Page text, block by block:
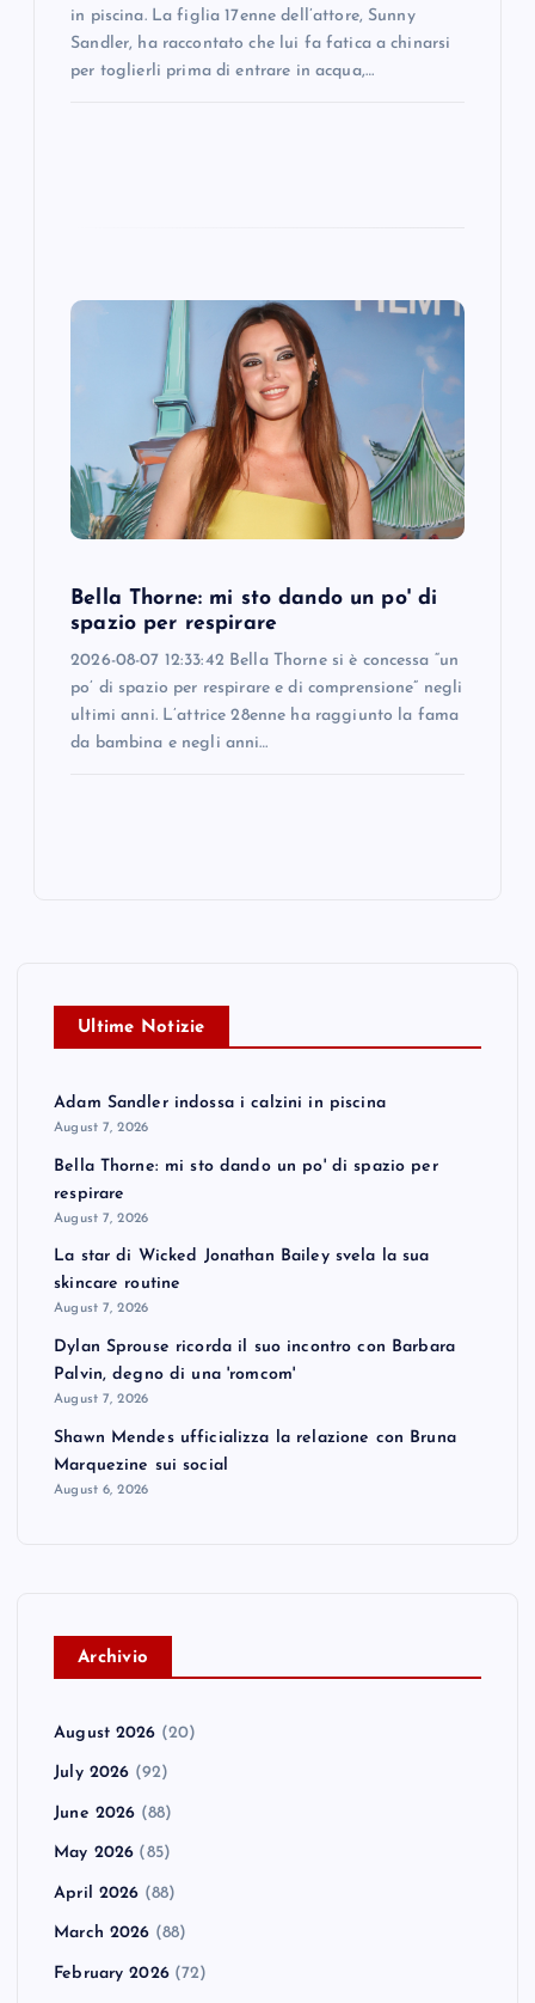
in piscina. La figlia 17enne dell’attore, Sunny
Sandler, ha raccontato che lui fa fatica a chinarsi
per toglierli prima di entrare in acqua,…
Bella Thorne: mi sto dando un po' di
spazio per respirare
2026-08-07 12:33:42 Bella Thorne si è concessa “un
po’ di spazio per respirare e di comprensione” negli
ultimi anni. L’attrice 28enne ha raggiunto la fama
da bambina e negli anni…
Ultime Notizie
Adam Sandler indossa i calzini in piscina
August 7, 2026
Bella Thorne: mi sto dando un po' di spazio per
respirare
August 7, 2026
La star di Wicked Jonathan Bailey svela la sua
skincare routine
August 7, 2026
Dylan Sprouse ricorda il suo incontro con Barbara
Palvin, degno di una 'romcom'
August 7, 2026
Shawn Mendes ufficializza la relazione con Bruna
Marquezine sui social
August 6, 2026
Archivio
August 2026 (20)
July 2026 (92)
June 2026 (88)
May 2026 (85)
April 2026 (88)
March 2026 (88)
February 2026(72)